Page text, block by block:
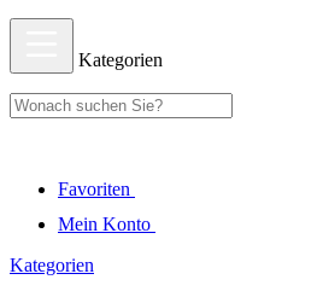
Kategorien
Favoriten
Mein Konto
Kategorien